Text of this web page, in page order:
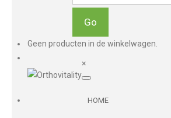
Geen producten in de winkelwagen.
×
HOME